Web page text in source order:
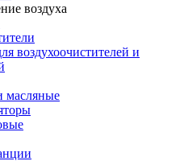
воздуха
воздухоочистителей и
масляные